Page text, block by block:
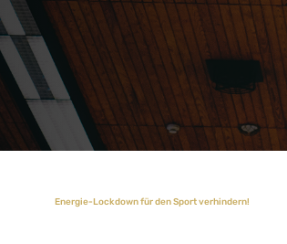
Energie-Lockdown für den Sport verhindern!